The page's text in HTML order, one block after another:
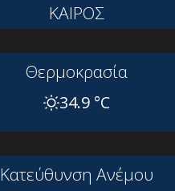
ΚΑΙΡΟΣ
Θερμοκρασία
34.9 °C
Kατεύθυνση Aνέμου